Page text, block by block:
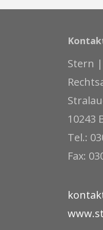
Stern
10243
Tel.:
Fax: